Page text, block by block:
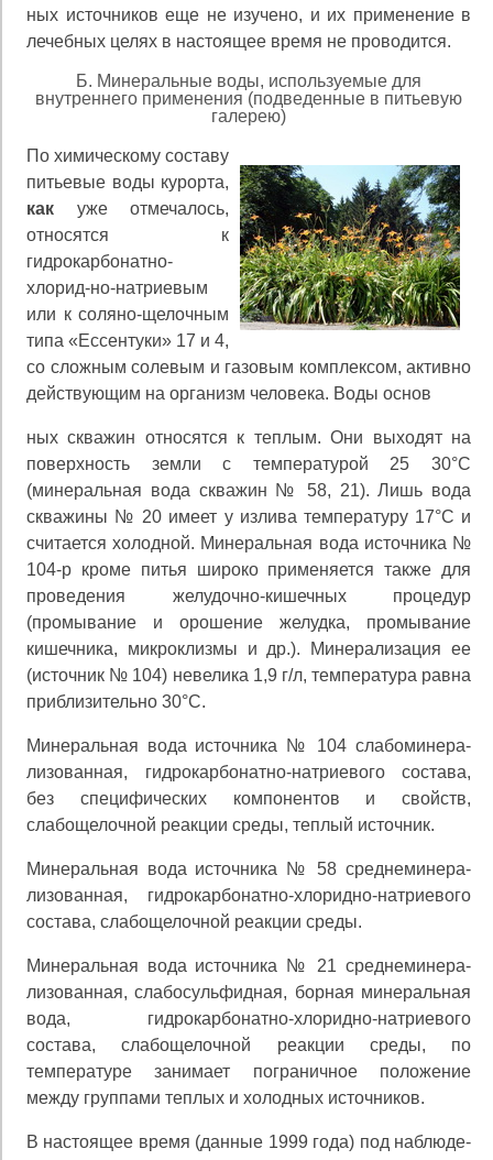
ных источников еще не изучено, и их применение в
ле­чебных целях в настоящее время не проводится.
Б. Минеральные воды, используемые для
внутреннего применения (подведенные в питьевую
галерею)
По химическому составу
питьевые воды курорта,
как уже отмечалось,
относятся к
гидрокарбонатно-
хлорид-но-натриевым
или к соляно-щелочным
типа «Ессентуки» 17 и 4,
со сложным солевым и газовым комплексом, ак­тивно
действующим на организм человека. Воды основ
ных скважин относятся к теплым. Они выходят на
повер­хность земли с температурой 25 30°С
(минеральная вода скважин № 58, 21). Лишь вода
скважины № 20 имеет у излива температуру 17°С и
считается холодной. Мине­ральная вода источника №
104-р кроме питья широко применяется также для
проведения желудочно-кишечных процедур
(промывание и орошение желудка, промыва­ние
кишечника, микроклизмы и др.). Минерализация ее
(источник № 104) невелика 1,9 г/л, температура равна
приблизительно 30°С.
Минеральная вода источника № 104 слабоминера­
лизованная, гидрокарбонатно-натриевого состава,
без специфических компонентов и свойств,
слабощелочной реакции среды, теплый источник.
Минеральная вода источника № 58 среднеминера-
лизованная, гидрокарбонатно-хлоридно-натриевого
со­става, слабощелочной реакции среды.
Минеральная вода источника № 21 среднеминера-
лизованная, слабосульфидная, борная минеральная
вода, гидрокарбонатно-хлоридно-натриевого
состава, слабо­щелочной реакции среды, по
температуре занимает по­граничное положение
между группами теплых и холод­ных источников.
В настоящее время (данные 1999 года) под наблюде­